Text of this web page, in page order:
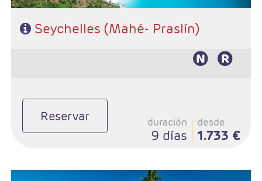
Seychelles (Mahé- Praslín)
Reservar duración
9 días
desde
1.733 €